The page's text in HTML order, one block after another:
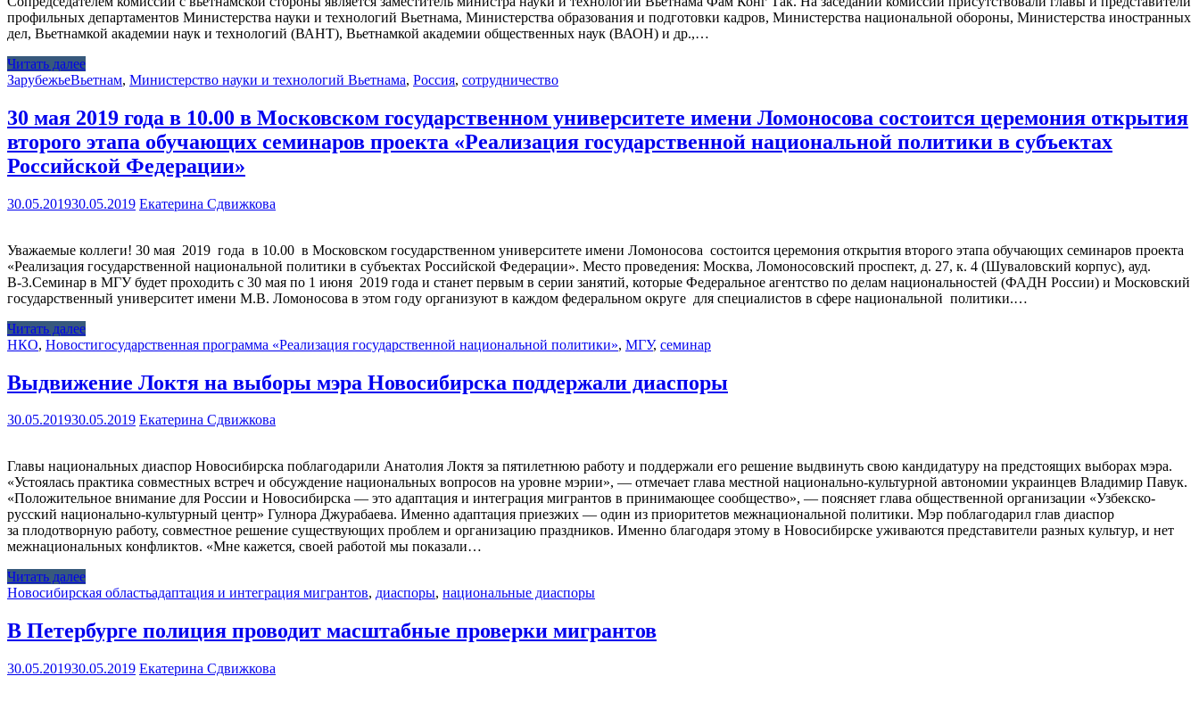
профильных департаментов Министерства науки и технологий Вьетнама, Министерства образования и подготовки кадров, Министерства национальной обороны, Министерства иностранных
дел, Вьетнамкой академии наук и технологий (ВАНТ), Вьетнамкой академии общественных наук (ВАОН) и др.,…
Читать далее
ЗарубежьеВьетнам, Министерство науки и технологий Вьетнама, Россия, сотрудничество
30 мая 2019 года в 10.00 в Московском государственном университете имени Ломоносова состоится церемония открытия
второго этапа обучающих семинаров проекта «Реализация государственной национальной политики в субъектах
Российской Федерации»
30.05.201930.05.2019 Екатерина Сдвижкова
Уважаемые коллеги! 30 мая 2019 года в 10.00 в Московском государственном университете имени Ломоносова состоится церемония открытия второго этапа обучающих семинаров проекта
«Реализация государственной национальной политики в субъектах Российской Федерации». Место проведения: Москва, Ломоносовский проспект, д. 27, к. 4 (Шуваловский корпус), ауд.
В-3.Семинар в МГУ будет проходить с 30 мая по 1 июня 2019 года и станет первым в серии занятий, которые Федеральное агентство по делам национальностей (ФАДН России) и Московский
государственный университет имени М.В. Ломоносова в этом году организуют в каждом федеральном округе для специалистов в сфере национальной политики.…
Читать далее
НКО, Новостигосударственная программа «Реализация государственной национальной политики», МГУ, семинар
Выдвижение Локтя на выборы мэра Новосибирска поддержали диаспоры
30.05.201930.05.2019 Екатерина Сдвижкова
Главы национальных диаспор Новосибирска поблагодарили Анатолия Локтя за пятилетнюю работу и поддержали его решение выдвинуть свою кандидатуру на предстоящих выборах мэра.
«Устоялась практика совместных встреч и обсуждение национальных вопросов на уровне мэрии», — отмечает глава местной национально-культурной автономии украинцев Владимир Павук.
«Положительное внимание для России и Новосибирска — это адаптация и интеграция мигрантов в принимающее сообщество», — поясняет глава общественной организации «Узбекско-
русский национально-культурный центр» Гулнора Джурабаева. Именно адаптация приезжих — один из приоритетов межнациональной политики. Мэр поблагодарил глав диаспор
за плодотворную работу, совместное решение существующих проблем и организацию праздников. Именно благодаря этому в Новосибирске уживаются представители разных культур, и нет
межнациональных конфликтов. «Мне кажется, своей работой мы показали…
Читать далее
Новосибирская областьадаптация и интеграция мигрантов, диаспоры, национальные диаспоры
В Петербурге полиция проводит масштабные проверки мигрантов
30.05.201930.05.2019 Екатерина Сдвижкова